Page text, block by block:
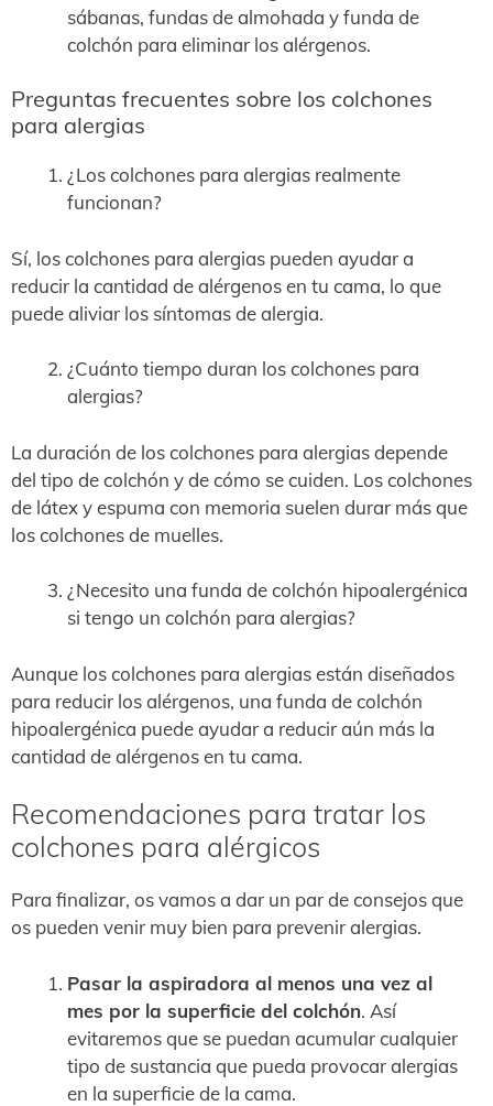
sábanas, fundas de almohada y funda de
colchón para eliminar los alérgenos.
Preguntas frecuentes sobre los colchones
para alergias
¿Los colchones para alergias realmente
funcionan?
Sí, los colchones para alergias pueden ayudar a
reducir la cantidad de alérgenos en tu cama, lo que
puede aliviar los síntomas de alergia.
¿Cuánto tiempo duran los colchones para
alergias?
La duración de los colchones para alergias depende
del tipo de colchón y de cómo se cuiden. Los colchones
de látex y espuma con memoria suelen durar más que
los colchones de muelles.
¿Necesito una funda de colchón hipoalergénica
si tengo un colchón para alergias?
Aunque los colchones para alergias están diseñados
para reducir los alérgenos, una funda de colchón
hipoalergénica puede ayudar a reducir aún más la
cantidad de alérgenos en tu cama.
Recomendaciones para tratar los
colchones para alérgicos
Para finalizar, os vamos a dar un par de consejos que
os pueden venir muy bien para prevenir alergias.
Pasar la aspiradora al menos una vez al
mes por la superficie del colchón. Así
evitaremos que se puedan acumular cualquier
tipo de sustancia que pueda provocar alergias
en la superficie de la cama.